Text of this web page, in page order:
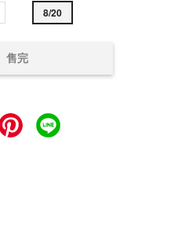
8/20
售完